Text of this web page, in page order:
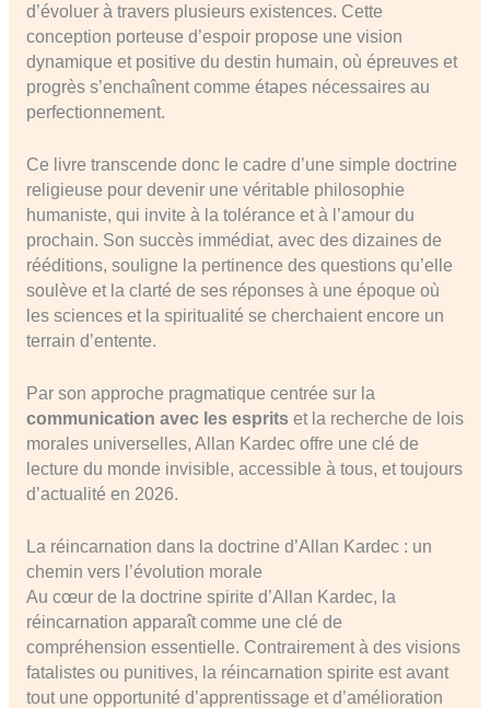
d’évoluer à travers plusieurs existences. Cette
conception porteuse d’espoir propose une vision
dynamique et positive du destin humain, où épreuves et
progrès s’enchaînent comme étapes nécessaires au
perfectionnement.
Ce livre transcende donc le cadre d’une simple doctrine
religieuse pour devenir une véritable philosophie
humaniste, qui invite à la tolérance et à l’amour du
prochain. Son succès immédiat, avec des dizaines de
rééditions, souligne la pertinence des questions qu’elle
soulève et la clarté de ses réponses à une époque où
les sciences et la spiritualité se cherchaient encore un
terrain d’entente.
Par son approche pragmatique centrée sur la
communication avec les espritset la recherche de lois
morales universelles, Allan Kardec offre une clé de
lecture du monde invisible, accessible à tous, et toujours
d’actualité en 2026.
La réincarnation dans la doctrine d’Allan Kardec : un
chemin vers l’évolution morale
Au cœur de la doctrine spirite d’Allan Kardec, la
réincarnation apparaît comme une clé de
compréhension essentielle. Contrairement à des visions
fatalistes ou punitives, la réincarnation spirite est avant
tout une opportunité d’apprentissage et d’amélioration